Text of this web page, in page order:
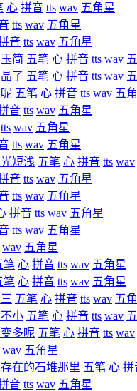
心 拼音 tts wav 五角星
tts wav 五角星
音 tts wav 五角星
简 五笔 心 拼音 tts wav
了 五笔 心 拼音 tts wav
五笔 心 拼音 tts wav 五
音 tts wav 五角星
tts wav 五角星
tts wav 五角星
短浅 五笔 心 拼音 tts wav
音 tts wav 五角星
tts wav 五角星
拼音 tts wav 五角星
tts wav 五角星
wav 五角星
笔 心 拼音 tts wav 五角星
笔 心 拼音 tts wav 五角星
五笔 心 拼音 tts wav 五
小 五笔 心 拼音 tts wav
多呢 五笔 心 拼音 tts wav
wav 五角星
在的石堆那里 五笔 心 拼
音 tts wav 五角星